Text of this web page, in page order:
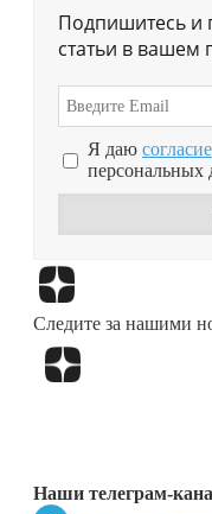
Подпишитесь и
статьи в вашем
Я даю согласие
персональных
Следите за нашими
Наши телеграм-